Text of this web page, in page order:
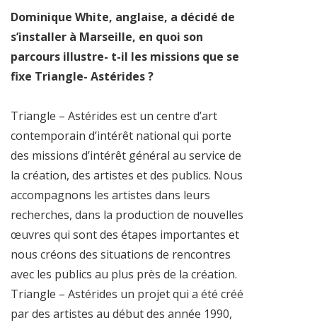
Dominique White, anglaise, a décidé de
s’installer à Marseille, en quoi son
parcours illustre- t-il les missions que se
fixe Triangle- Astérides ?
Triangle – Astérides est un centre d’art
contemporain d’intérêt national qui porte
des missions d’intérêt général au service de
la création, des artistes et des publics. Nous
accompagnons les artistes dans leurs
recherches, dans la production de nouvelles
œuvres qui sont des étapes importantes et
nous créons des situations de rencontres
avec les publics au plus près de la création.
Triangle – Astérides un projet qui a été créé
par des artistes au début des année 1990,